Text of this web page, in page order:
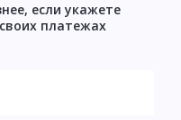
если укажете
платежах